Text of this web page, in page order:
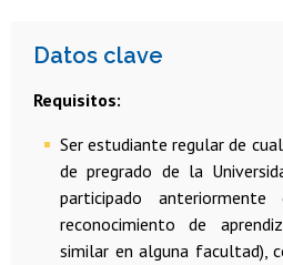
Datos clave
Requisitos:
Ser estudiante regular de
de pregrado de la
participado
reconocimiento de
similar en alguna facultad),